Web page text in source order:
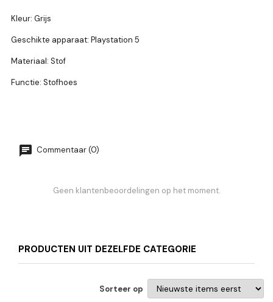
Kleur: Grijs
Geschikte apparaat: Playstation 5
Materiaal: Stof
Functie: Stofhoes
Commentaar (0)
Geen klantenbeoordelingen op het moment.
PRODUCTEN UIT DEZELFDE CATEGORIE
Sorteer op